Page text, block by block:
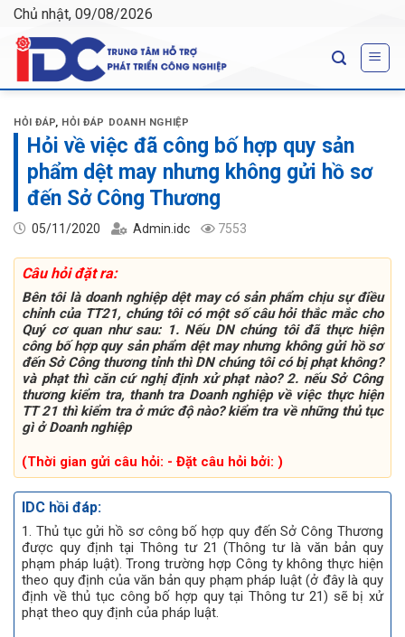
Skip
content
Chủ nhật, 09/08/2026
HỎI ĐÁP, HỎI ĐÁP DOANH NGHIỆP
Hỏi về việc đã công bố hợp quy sản
phẩm dệt may nhưng không gửi hồ sơ
đến Sở Công Thương
05/11/2020 Admin.idc 7553
Câu hỏi đặt ra:
Bên tôi là doanh nghiệp dệt may có sản phẩm chịu sự điều
chỉnh của TT21, chúng tôi có một số câu hỏi thắc mắc cho
Quý cơ quan như sau: 1. Nếu DN chúng tôi đã thực hiện
công bố hợp quy sản phẩm dệt may nhưng không gửi hồ sơ
đến Sở Công thương tỉnh thì DN chúng tôi có bị phạt không?
và phạt thì căn cứ nghị định xử phạt nào? 2. nếu Sở Công
thương kiểm tra, thanh tra Doanh nghiệp về việc thực hiện
TT 21 thì kiểm tra ở mức độ nào? kiểm tra về những thủ tục
gì ở Doanh nghiệp
(Thời gian gửi câu hỏi: - Đặt câu hỏi bởi: )
IDC hồi đáp:
1. Thủ tục gửi hồ sơ công bố hợp quy đến Sở Công Thương
được quy định tại Thông tư 21 (Thông tư là văn bản quy
phạm pháp luật). Trong trường hợp Công ty không thực hiện
theo quy định của văn bản quy phạm pháp luật (ở đây là quy
định về thủ tục công bố hợp quy tại Thông tư 21) sẽ bị xử
phạt theo quy định của pháp luật.